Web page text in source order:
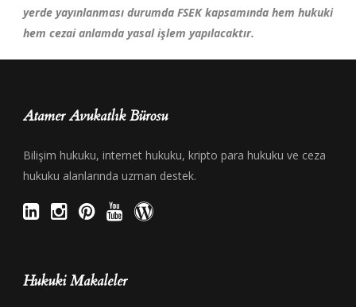
yerde yayınlanması durumda FSEK kapsamında hem hukuki
hem cezai anlamda yasal işlem yapılacaktır.
Atamer Avukatlık Bürosu
Bilişim hukuku, internet hukuku, kripto para hukuku ve ceza
hukuku alanlarında uzman destek.
Hukuki Makaleler